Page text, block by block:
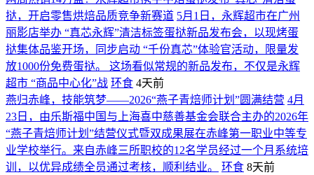
挞，开启零售烘焙品质竞争新赛道 5月1日，永辉超市在广州
丽影店举办 “真芯永辉”清洁标签蛋挞新品发布会，以现烤蛋
挞集体品鉴开场，同步启动 “千份真芯”体验官活动，限量发
放1000份免费蛋挞。 这场看似常规的新品发布，不仅是永辉
超市 “商品中心化”战 环食 4天前
燕归赤峰，技能筑梦——2026“燕子青焙师计划”圆满结营 4月
23日，由乐斯福中国与上海喜中慈善基金会联合主办的2026年
“燕子青焙师计划”结营仪式暨双成果展在赤峰第一职业中等专
业学校举行。来自赤峰三所职校的12名学员经过一个月系统培
训，以优异成绩全员通过考核，顺利结业。
环食 8天前